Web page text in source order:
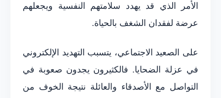
الأمر الذي قد يهدد سلامتهم النفسية ويجعلهم
عرضة لفقدان الشغف بالحياة.
على الصعيد الاجتماعي، يتسبب التهديد الإلكتروني
في عزلة الضحايا. فالكثيرون يجدون صعوبة في
التواصل مع الأصدقاء والعائلة نتيجة الخوف من